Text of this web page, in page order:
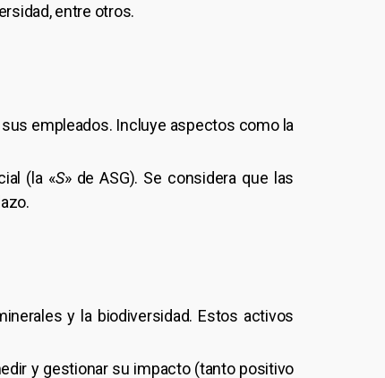
entre otros.
empleados. Incluye aspectos como la
(la «S» de ASG). Se considera que las
y la biodiversidad. Estos activos
y gestionar su impacto (tanto positivo